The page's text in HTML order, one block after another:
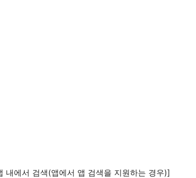
에서 검색(앱에서 앱 검색을 지원하는 경우)]